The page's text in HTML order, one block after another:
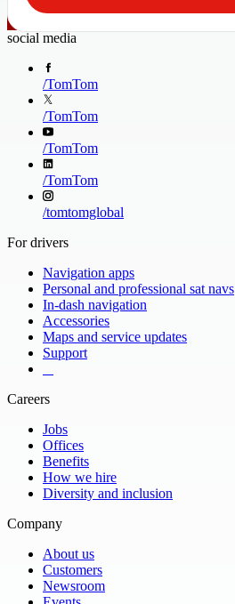
social media
/TomTom
/TomTom
/TomTom
/TomTom
/tomtomglobal
For drivers
Navigation apps
Personal and professional sat navs
In-dash navigation
Accessories
Maps and service updates
Support
Careers
Jobs
Offices
Benefits
How we hire
Diversity and inclusion
Company
About us
Customers
Newsroom